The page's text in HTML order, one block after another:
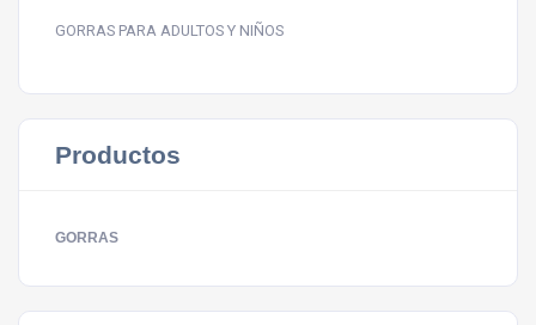
GORRAS PARA ADULTOS Y NIÑOS
Productos
GORRAS